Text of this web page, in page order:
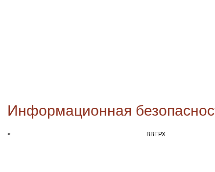
Информационная
< ВВЕРХ